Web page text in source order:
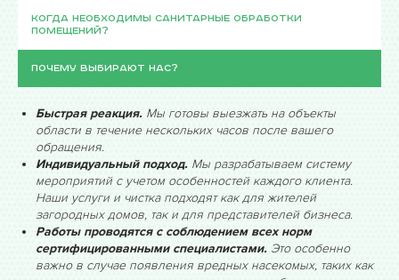
Когда необходимы санитарные обработки
помещений?
Почему выбирают нас?
Быстрая реакция. Мы готовы выезжать на объекты
области в течение нескольких часов после вашего
обращения.
Индивидуальный подход. Мы разрабатываем систему
мероприятий с учетом особенностей каждого клиента.
Наши услуги и чистка подходят как для жителей
загородных домов, так и для представителей бизнеса.
Работы проводятся с соблюдением всех норм
сертифицированными специалистами. Это особенно
важно в случае появления вредных насекомых, таких как